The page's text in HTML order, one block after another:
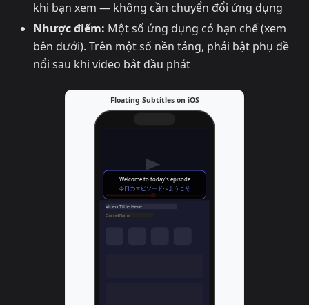
khi bạn xem — không cần chuyển đổi ứng dụng
Nhược điểm: Một số ứng dụng có hạn chế (xem
bên dưới). Trên một số nền tảng, phải bật phụ đề
nổi sau khi video bắt đầu phát